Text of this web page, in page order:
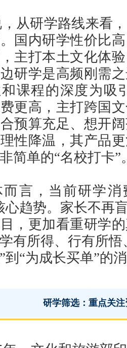
从研学路线来看
国内研学性价比
主打本土文化体
研学是高频刚需
课程的深度为吸
更高，主打跨国
预算充足、想开
性降温，其产品
简单的“名校打卡”
而言，当前研学
心趋势。家长不再
，更加看重研学
有所得、行有所
到“为成长买单”的
研学筛选：重点关